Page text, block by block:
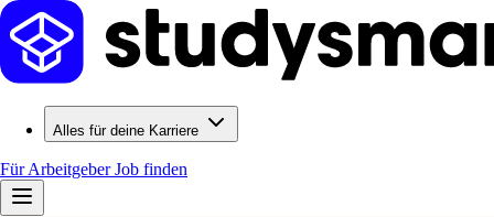
Alles für deine Karriere
Für ArbeitgeberJob finden